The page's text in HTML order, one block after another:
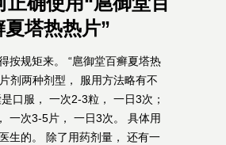
夏塔热热片”
按规矩来。 “扈御堂百癣夏塔热
剂两种剂型， 服用方法略有不
口服， 一次2-3粒， 一日3次；
一次3-5片， 一日3次。 具体用
生的。 除了用药剂量， 还有一